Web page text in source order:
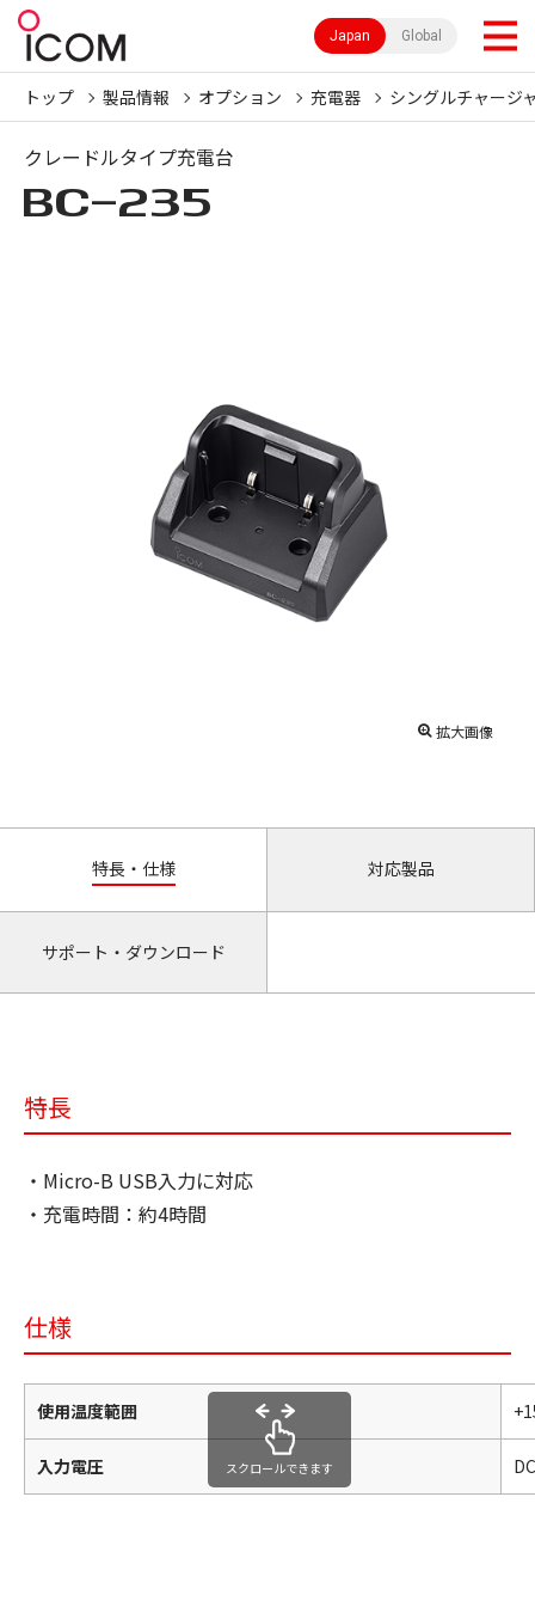
Japan Global
トップ 製品情報 オプション 充電器 シングルチャージ
クレードルタイプ充電台
BC-235
拡大画像
特長・仕様 対応製品
サポート・ダウンロード
特長
・Micro-B USB入力に対応
・充電時間：約4時間
仕様
使用温度範囲
入力電圧 スクロールできます